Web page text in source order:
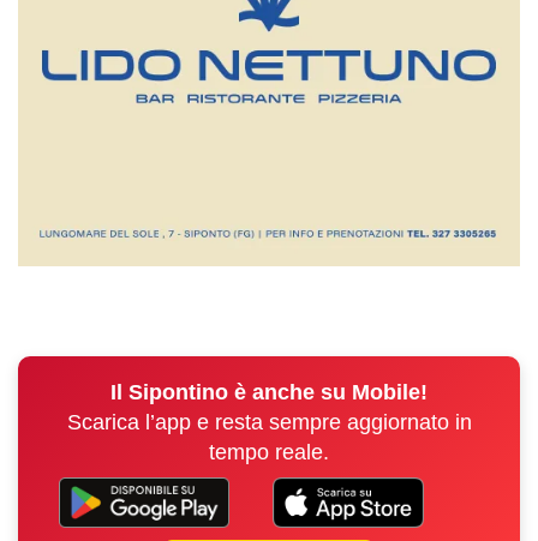
Il Sipontino è anche su Mobile!
Scarica l’app e resta sempre aggiornato in
tempo reale.